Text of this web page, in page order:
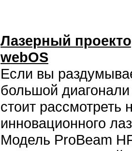
Лазерный
webOS
Если вы
большой
стоит рассмотреть
инновационного
Модель ProBeam